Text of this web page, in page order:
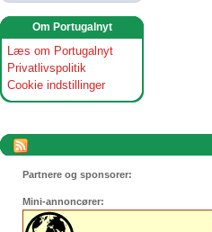
Om Portugalnyt
Læs om Portugalnyt
Privatlivspolitik
Cookie indstillinger
Partnere og sponsorer:
Mini-annoncører: